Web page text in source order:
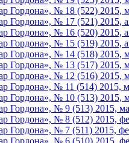
Гордона», № 18 (522) 2015,
Гордона», № 17 (521) 2015,
Гордона», № 16 (520) 2015,
Гордона», № 15 (519) 2015,
Гордона», № 14 (518) 2015,
Гордона», № 13 (517) 2015,
Гордона», № 12 (516) 2015,
Гордона», № 11 (514) 2015,
Гордона», № 10 (513) 2015,
Гордона», № 9 (513) 2015,
Гордона», № 8 (512) 2015,
Гордона», № 7 (511) 2015,
Гордона», № 6 (510) 2015,